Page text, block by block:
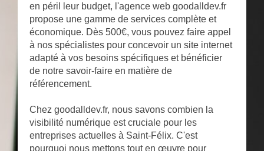
en péril leur budget, l'agence web goodalldev.fr
propose une gamme de services complète et
économique. Dès 500€, vous pouvez faire appel
à nos spécialistes pour concevoir un site internet
adapté à vos besoins spécifiques et bénéficier
de notre savoir-faire en matière de
référencement.
Chez goodalldev.fr, nous savons combien la
visibilité numérique est cruciale pour les
entreprises actuelles à Saint-Félix. C'est
pourquoi nous mettons tout en œuvre pour